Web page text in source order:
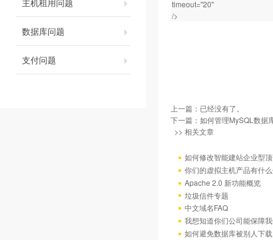
主机租用问题
数据库问题
支付问题
timeout="20"
/>
上一篇：已经没有了。
下一篇： 如何管理MySQL数据
>> 相关文章
如何修改智能建站企业型
你们的虚拟主机产品有什
Apache 2.0 新功能概览
垃圾信件专题
中文域名FAQ
我想知道你们公司能保障
如何避免数据库被别人下